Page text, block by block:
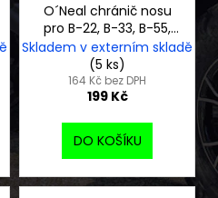
O´Neal chránič nosu
pro B-22, B-33, B-55,
černá
Skladem v externím skladě
(5 ks)
164 Kč bez DPH
199 Kč
DO KOŠÍKU